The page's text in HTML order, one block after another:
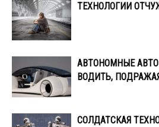
ТЕХНОЛОГИИ
АВТОНОМНЫЕ
ВОДИТЬ,
СОЛДАТСКАЯ